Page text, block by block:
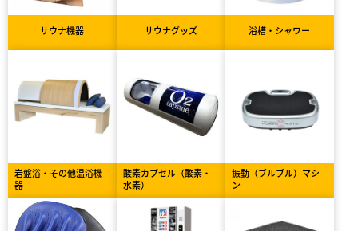
サウナ機器 サウナグッズ 浴槽・シャワー
岩盤浴・その他温浴機
器
酸素カプセル（酸素・
水素）
振動（ブルブル）マシ
ン